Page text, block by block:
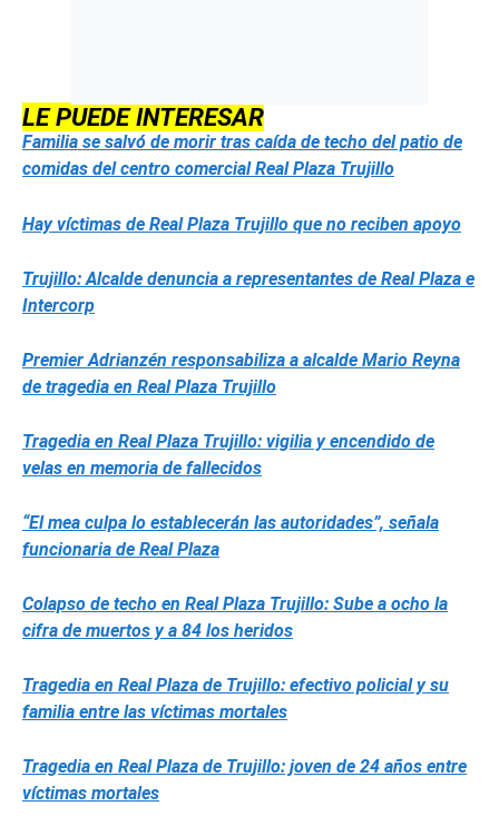
LE PUEDE INTERESAR
Familia se salvó de morir tras caída de techo del patio de
comidas del centro comercial Real Plaza Trujillo
Hay víctimas de Real Plaza Trujillo que no reciben apoyo
Trujillo: Alcalde denuncia a representantes de Real Plaza e
Intercorp
Premier Adrianzén responsabiliza a alcalde Mario Reyna
de tragedia en Real Plaza Trujillo
Tragedia en Real Plaza Trujillo: vigilia y encendido de
velas en memoria de fallecidos
“El mea culpa lo establecerán las autoridades”, señala
funcionaria de Real Plaza
Colapso de techo en Real Plaza Trujillo: Sube a ocho la
cifra de muertos y a 84 los heridos
Tragedia en Real Plaza de Trujillo: efectivo policial y su
familia entre las víctimas mortales
Tragedia en Real Plaza de Trujillo: joven de 24 años entre
víctimas mortales